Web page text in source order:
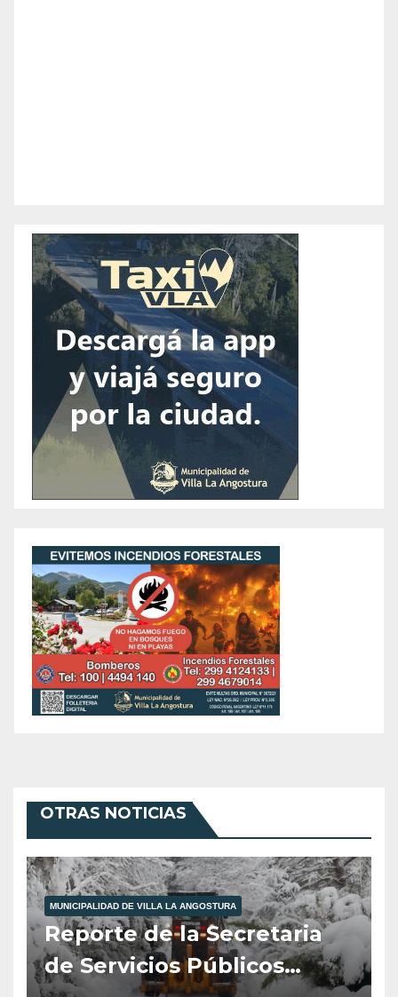
OTRAS NOTICIAS
MUNICIPALIDAD DE VILLA LA ANGOSTURA
Reporte de la Secretaria
de Servicios Públicos